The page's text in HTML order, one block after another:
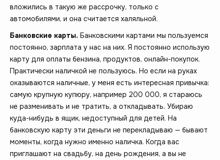
вложились в такую же рассрочку, только с
автомобилями, и она считается халяльной.
Банковские карты. Банковскими картами мы пользуемся
постоянно, зарплата у нас на них. Я постоянно использую
карту для оплаты бензина, продуктов, онлайн-покупок.
Практически наличкой не пользуюсь. Но если на руках
оказываются наличные, у меня есть интересная привычка:
самую крупную купюру, например 200 000, я стараюсь
не разменивать и не тратить, а откладывать. Убираю
куда-нибудь в ящик, недоступный для детей. На
банковскую карту эти деньги не перекладываю — бывают
моменты, когда нужно именно наличка. Когда вас
приглашают на свадьбу, на день рождения, а вы не